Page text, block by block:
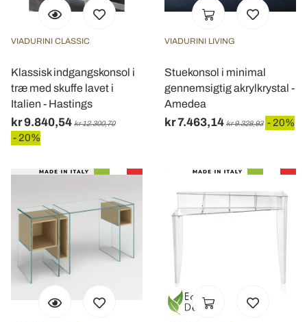
VIADURINI CLASSIC
Klassisk indgangskonsol i
træ med skuffe lavet i
Italien - Hastings
kr 9.840,54 kr 12.300,70
- 20%
VIADURINI LIVING
Stuekonsol i minimal
gennemsigtig akrylkrystal -
Amedea
kr 7.463,14 kr 9.328,93 - 20%